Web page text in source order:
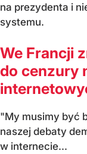
na prezydenta i
systemu.
We Francji
do cenzury
"My musimy być
naszej debaty
w internecie...